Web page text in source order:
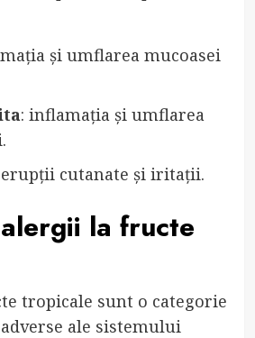
și umflarea mucoasei
: inflamația și umflarea
erupții cutanate și iritații.
la fructe
tropicale sunt o categorie
ale sistemului